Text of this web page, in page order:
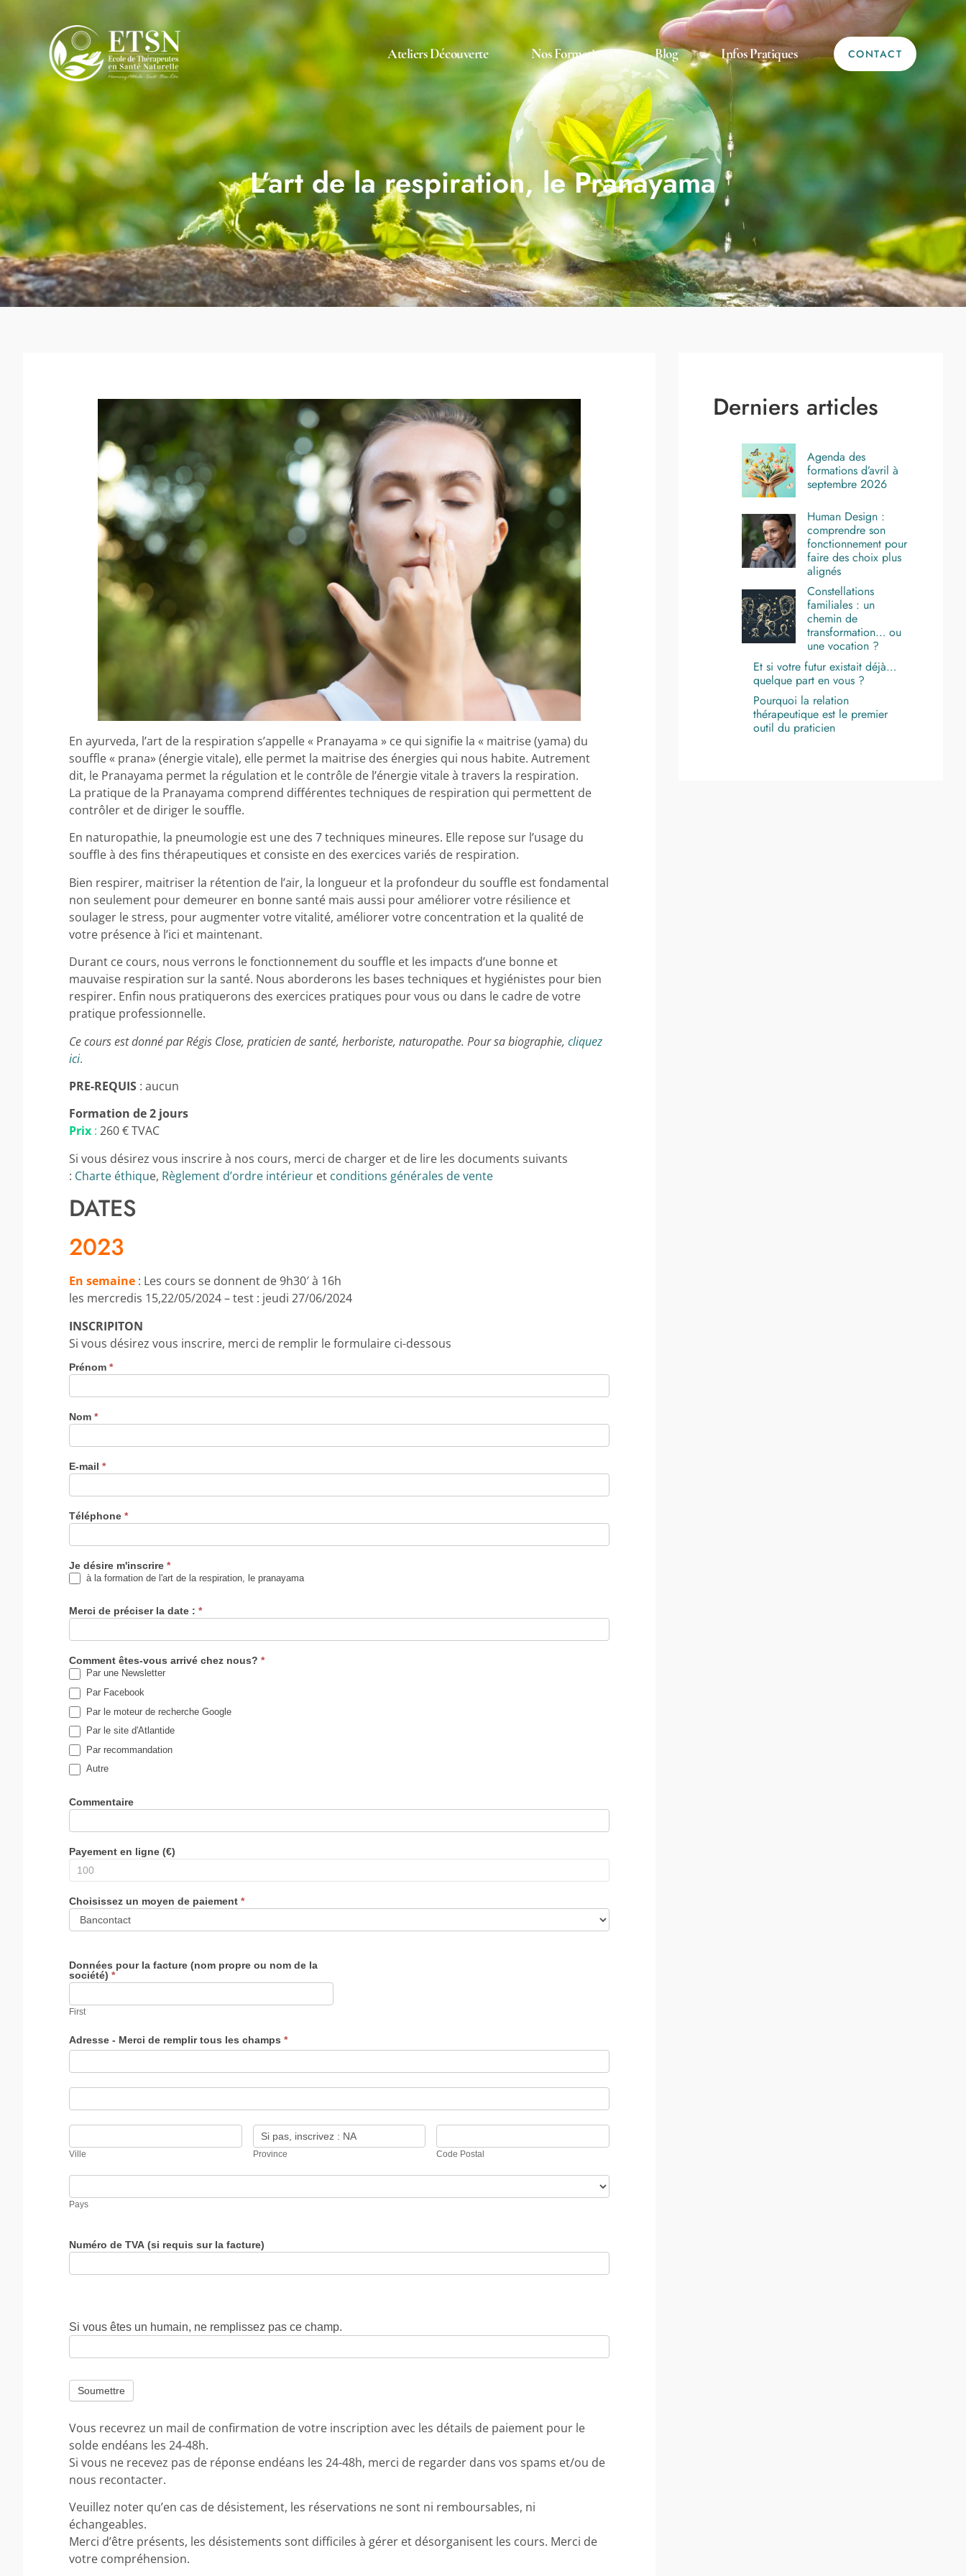
Ateliers Découverte Nos Formations Blog Infos Pratiques CONTACT
L’art de la respiration, le Pranayama
En ayurveda, l’art de la respiration s’appelle « Pranayama » ce qui signifie la « maitrise (yama) du
souffle « prana» (énergie vitale), elle permet la maitrise des énergies qui nous habite. Autrement
dit, le Pranayama permet la régulation et le contrôle de l’énergie vitale à travers la respiration.
La pratique de la Pranayama comprend différentes techniques de respiration qui permettent de
contrôler et de diriger le souffle.
En naturopathie, la pneumologie est une des 7 techniques mineures. Elle repose sur l’usage du
souffle à des fins thérapeutiques et consiste en des exercices variés de respiration.
Bien respirer, maitriser la rétention de l’air, la longueur et la profondeur du souffle est fondamental
non seulement pour demeurer en bonne santé mais aussi pour améliorer votre résilience et
soulager le stress, pour augmenter votre vitalité, améliorer votre concentration et la qualité de
votre présence à l’ici et maintenant.
Durant ce cours, nous verrons le fonctionnement du souffle et les impacts d’une bonne et
mauvaise respiration sur la santé. Nous aborderons les bases techniques et hygiénistes pour bien
respirer. Enfin nous pratiquerons des exercices pratiques pour vous ou dans le cadre de votre
pratique professionnelle.
Ce cours est donné par Régis Close, praticien de santé, herboriste, naturopathe. Pour sa biographie, cliquez
ici.
PRE-REQUIS : aucun
Formation de 2 jours
Prix : 260 € TVAC
Si vous désirez vous inscrire à nos cours, merci de charger et de lire les documents suivants
: Charte éthique, Règlement d’ordre intérieur et conditions générales de vente
DATES
2023
En semaine : Les cours se donnent de 9h30′ à 16h
les mercredis 15,22/05/2024 – test : jeudi 27/06/2024
INSCRIPITON
Si vous désirez vous inscrire, merci de remplir le formulaire ci-dessous
Prénom *
Nom *
E-mail *
Téléphone *
Je désire m'inscrire *
à la formation de l'art de la respiration, le pranayama
Merci de préciser la date : *
Comment êtes-vous arrivé chez nous? *
Par une Newsletter
Par Facebook
Par le moteur de recherche Google
Par le site d'Atlantide
Par recommandation
Autre
Commentaire
Payement en ligne (€)
Choisissez un moyen de paiement *
Données pour la facture (nom propre ou nom de la
société) *
First
Adresse - Merci de remplir tous les champs *
Adresse
de
tous
les
Adresse
de
tous
les
champs
Ville
Ville
Province
Province
Code
Code Postal
Pays
Pays
Numéro de TVA (si requis sur la facture)
Si vous êtes un humain, ne remplissez pas ce champ.
Vous recevrez un mail de confirmation de votre inscription avec les détails de paiement pour le
solde endéans les 24-48h.
Si vous ne recevez pas de réponse endéans les 24-48h, merci de regarder dans vos spams et/ou de
nous recontacter.
Veuillez noter qu’en cas de désistement, les réservations ne sont ni remboursables, ni
échangeables.
Merci d’être présents, les désistements sont difficiles à gérer et désorganisent les cours. Merci de
votre compréhension.
Derniers articles
Agenda des
formations d’avril à
septembre 2026
Human Design :
comprendre son
fonctionnement pour
faire des choix plus
alignés
Constellations
familiales : un
chemin de
transformation… ou
une vocation ?
Et si votre futur existait déjà…
quelque part en vous ?
Pourquoi la relation
thérapeutique est le premier
outil du praticien